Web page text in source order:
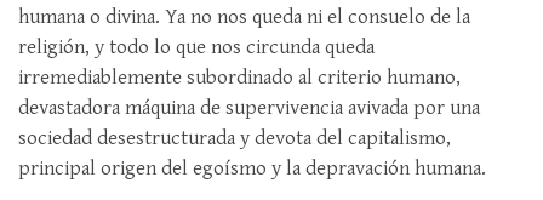
humana o divina. Ya no nos queda ni el consuelo de la
religión, y todo lo que nos circunda queda
irremediablemente subordinado al criterio humano,
devastadora máquina de supervivencia avivada por una
sociedad desestructurada y devota del capitalismo,
principal origen del egoísmo y la depravación humana.